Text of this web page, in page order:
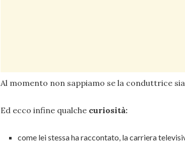
Al momento non sappiamo se la conduttrice sia
Ed ecco infine qualche curiosità:
come lei stessa ha raccontato, la carriera